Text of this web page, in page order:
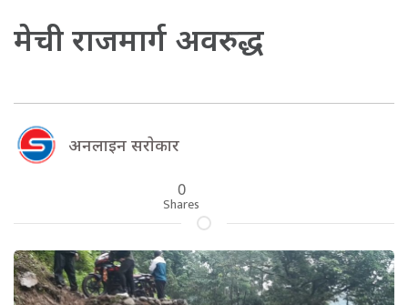
मेची राजमार्ग अवरुद्ध
अनलाइन सराेकार
0
Shares